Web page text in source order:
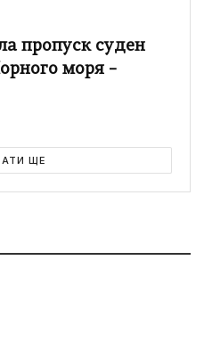
пропуск суден
моря –
ЩЕ